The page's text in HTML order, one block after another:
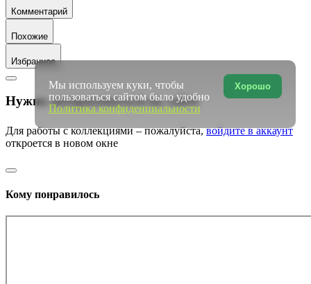
Комментарий
Похожие
Избранное
Нужно авторизоваться на сайте
Для работы с коллекциями – пожалуйста,войдите в аккаунт
откроется в новом окне
Кому понравилось
Хорошо
Мы используем куки, чтобы
пользоваться сайтом было удобно
Политика конфиденциальности